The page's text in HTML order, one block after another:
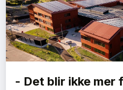
- Det blir ikke mer